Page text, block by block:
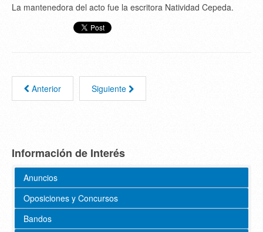
La mantenedora del acto fue la escritora Natividad Cepeda.
Anterior Siguiente
Información de Interés
Anuncios
Oposiciones y Concursos
Bandos